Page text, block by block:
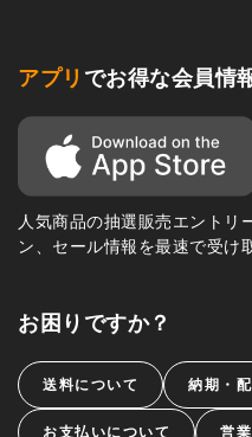
アプリ でお得な会員情
人気商品の抽選販売エントリ
ン、セール情報を最速で受け
お困りですか？
送料について 納期・
お支払いについて 営